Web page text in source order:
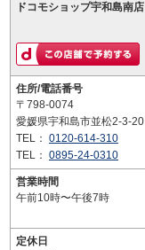
ドコモショップ宇和島南店
住所/電話番号
〒798-0074
愛媛県宇和島市並松2-3-20
TEL： 0120-614-310
TEL： 0895-24-0310
営業時間
午前10時〜午後7時
定休日